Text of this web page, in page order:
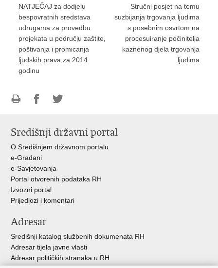
NATJEČAJ za dodjelu
bespovratnih sredstava
udrugama za provedbu
projekata u području zaštite,
poštivanja i promicanja
ljudskih prava za 2014.
godinu
Stručni posjet na temu
suzbijanja trgovanja ljudima
s posebnim osvrtom na
procesuiranje počinitelja
kaznenog djela trgovanja
ljudima
FacebookuTwitteru
Središnji državni portal
O Središnjem državnom portalu
e-Građani
e-Savjetovanja
Portal otvorenih podataka RH
Izvozni portal
Prijedlozi i komentari
Adresar
Središnji katalog službenih dokumenata RH
Adresar tijela javne vlasti
Adresar političkih stranaka u RH